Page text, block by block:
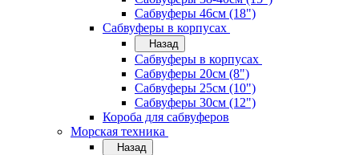
Сабвуферы 46см (18")
Сабвуферы в корпусах
Назад
Сабвуферы в корпусах
Сабвуферы 20см (8")
Сабвуферы 25см (10")
Сабвуферы 30см (12")
Короба для сабвуферов
Морская техника
Назад